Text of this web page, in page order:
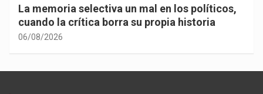
La memoria selectiva un mal en los políticos,
cuando la crítica borra su propia historia
06/08/2026